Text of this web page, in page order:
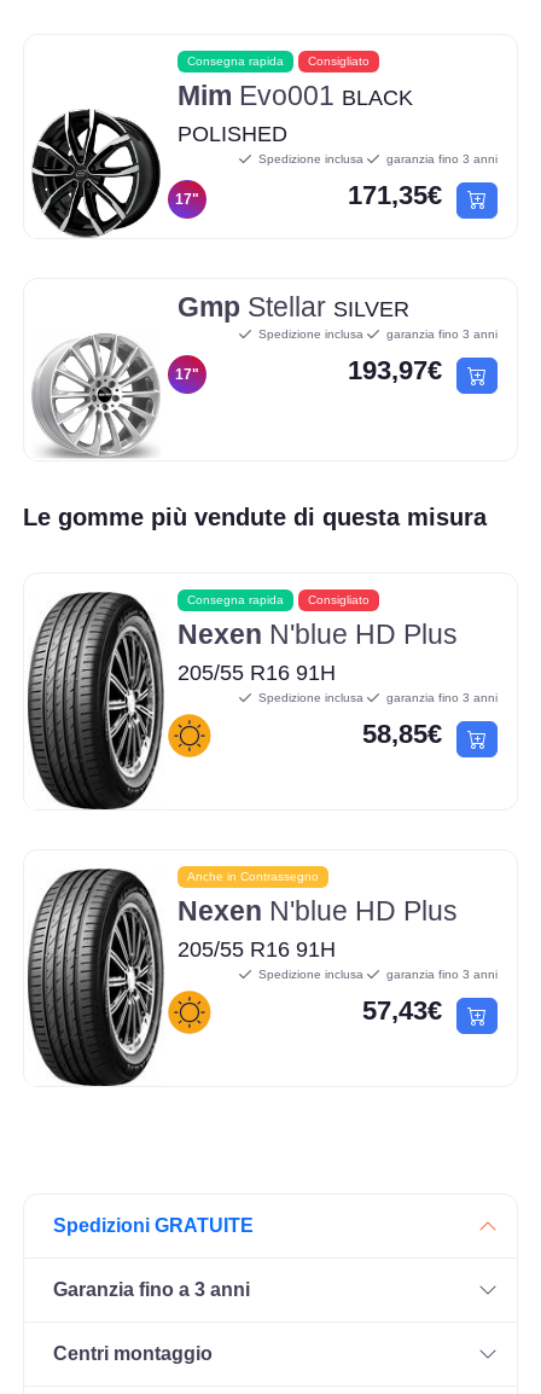
Consegna rapida Consigliato
Mim Evo001 BLACK
POLISHED
17"
Spedizione inclusa garanzia fino 3 anni
171,35€
Gmp Stellar SILVER
17"
Spedizione inclusa garanzia fino 3 anni
193,97€
Le gomme più vendute di questa misura
Consegna rapida Consigliato
Nexen N'blue HD Plus
205/55 R16 91H
Spedizione inclusa garanzia fino 3 anni
58,85€
Anche in Contrassegno
Nexen N'blue HD Plus
205/55 R16 91H
Spedizione inclusa garanzia fino 3 anni
57,43€
Spedizioni GRATUITE
Garanzia fino a 3 anni
Centri montaggio